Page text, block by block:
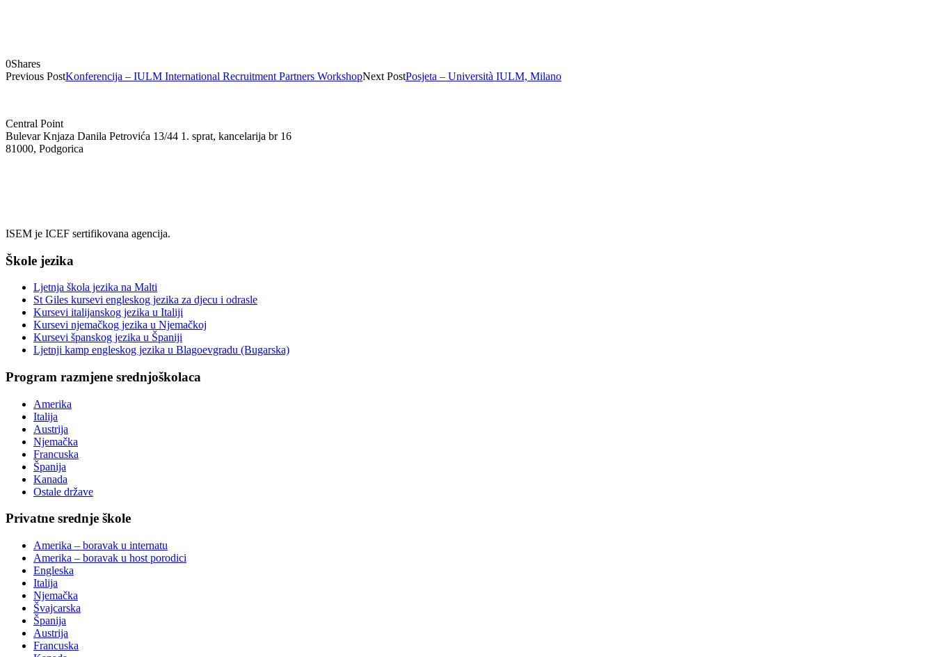
0Shares
Previous PostKonferencija – IULM International Recruitment Partners WorkshopNext PostPosjeta – Università IULM, Milano
Central Point
Bulevar Knjaza Danila Petrovića 13/44 1. sprat, kancelarija br 16
81000, Podgorica
ISEM je ICEF sertifikovana agencija.
Škole jezika
Ljetnja škola jezika na Malti
St Giles kursevi engleskog jezika za djecu i odrasle
Kursevi italijanskog jezika u Italiji
Kursevi njemačkog jezika u Njemačkoj
Kursevi španskog jezika u Španiji
Ljetnji kamp engleskog jezika u Blagoevgradu (Bugarska)
Program razmjene srednjoškolaca
Amerika
Italija
Austrija
Njemačka
Francuska
Španija
Kanada
Ostale države
Privatne srednje škole
Amerika – boravak u internatu
Amerika – boravak u host porodici
Engleska
Italija
Njemačka
Švajcarska
Španija
Austrija
Francuska